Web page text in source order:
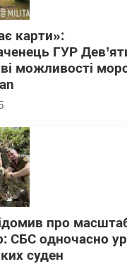
карти»:
ГУР
можливості
про
СБС одночасно
суден